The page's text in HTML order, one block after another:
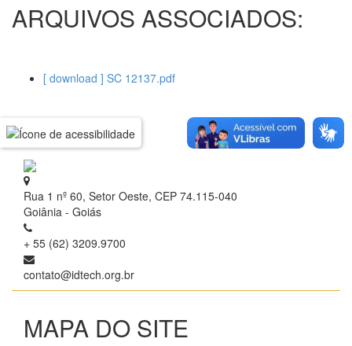
ARQUIVOS ASSOCIADOS:
[ download ] SC 12137.pdf
Rua 1 nº 60, Setor Oeste, CEP 74.115-040
Goiânia - Goiás
+ 55 (62) 3209.9700
contato@idtech.org.br
MAPA DO SITE